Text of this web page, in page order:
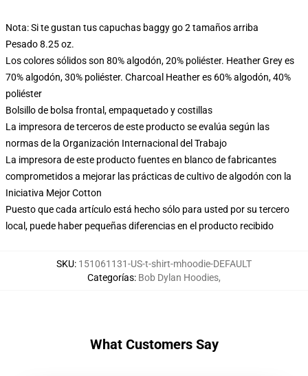
Nota: Si te gustan tus capuchas baggy go 2 tamaños arriba
Pesado 8.25 oz.
Los colores sólidos son 80% algodón, 20% poliéster. Heather Grey es
70% algodón, 30% poliéster. Charcoal Heather es 60% algodón, 40%
poliéster
Bolsillo de bolsa frontal, empaquetado y costillas
La impresora de terceros de este producto se evalúa según las
normas de la Organización Internacional del Trabajo
La impresora de este producto fuentes en blanco de fabricantes
comprometidos a mejorar las prácticas de cultivo de algodón con la
Iniciativa Mejor Cotton
Puesto que cada artículo está hecho sólo para usted por su tercero
local, puede haber pequeñas diferencias en el producto recibido
SKU: 151061131-US-t-shirt-mhoodie-DEFAULT
Categorías: Bob Dylan Hoodies,
What Customers Say